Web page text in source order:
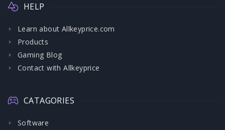
HELP
Learn about Allkeyprice.com
Products
Gaming Blog
Contact with Allkeyprice
CATAGORIES
Software